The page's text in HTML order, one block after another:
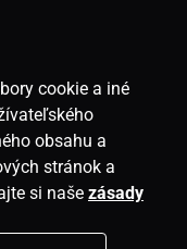
cookie a iné
obsahu a
stránok a
si naše zásady